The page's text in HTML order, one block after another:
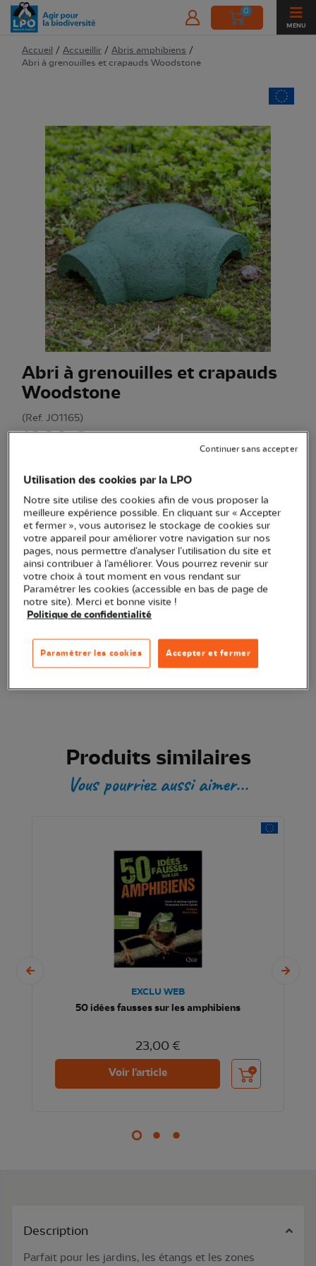
0
MENU
Accueil / Accueillir / Abris amphibiens /
Abri à grenouilles et crapauds Woodstone
Abri à grenouilles et crapauds
Woodstone
(Ref. JO1165)
19,90 €
est utile toute l'année pour protéger les crapauds et les
grenouillesVoir plus
Quantité
En stock
Transaction sécurisée
Produits similaires
Vous pourriez aussi aimer...
EXCLU WEB
50 idées fausses sur les amphibiens
23,00 €
Voir l'article Ajouter au panier
Description
Parfait pour les jardins, les étangs et les zones
Utilisation des cookies par la LPO
Notre site utilise des cookies afin de vous proposer la
meilleure expérience possible. En cliquant sur « Accepter
et fermer », vous autorisez le stockage de cookies sur
votre appareil pour améliorer votre navigation sur nos
pages, nous permettre d’analyser l’utilisation du site et
ainsi contribuer à l’améliorer. Vous pourrez revenir sur
votre choix à tout moment en vous rendant sur
Paramétrer les cookies (accessible en bas de page de
notre site). Merci et bonne visite !
Politique de confidentialité
Accepter et fermer
Paramétrer les cookies
Continuer sans accepter